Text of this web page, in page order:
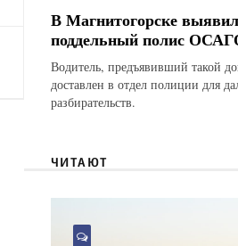
В Магнитогорске
поддельный полис
Водитель, предъявивший такой
доставлен в отдел полиции для
разбирательств.
ЧИТАЮТ